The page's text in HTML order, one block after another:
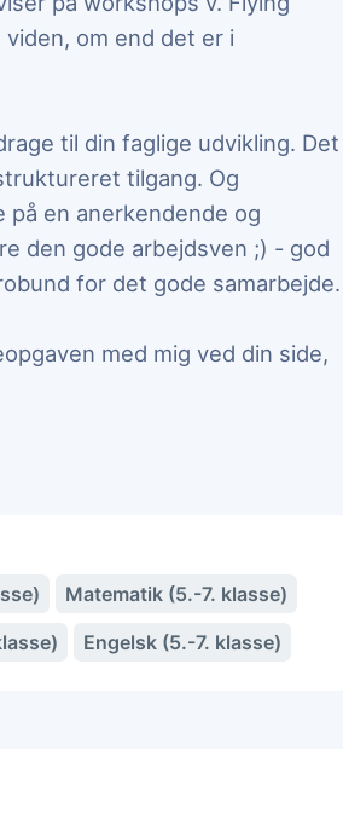
om end det er i
til din faglige udvikling. Det
tilgang. Og
på en anerkendende og
den gode arbejdsven ;) - god
for det gode samarbejde.
med mig ved din side,
Matematik (5.-7. klasse)
Engelsk (5.-7. klasse)